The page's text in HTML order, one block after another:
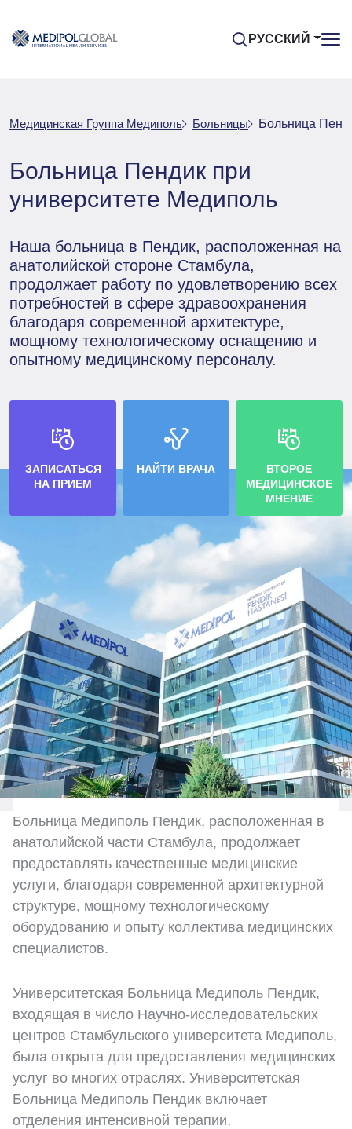
РУССКИЙ
Медицинская Группа Медиполь Больницы Больница
Больница Пендик при
университете Медиполь
Наша больница в Пендик, расположенная на
анатолийской стороне Стамбула,
продолжает работу по удовлетворению всех
потребностей в сфере здравоохранения
благодаря современной архитектуре,
мощному технологическому оснащению и
опытному медицинскому персоналу.
ЗАПИСАТЬСЯ
НА ПРИЕМ
НАЙТИ ВРАЧА
ВТОРОЕ
МЕДИЦИНСКОЕ
МНЕНИЕ
Больница Медиполь Пендик, расположенная в
анатолийской части Стамбула, продолжает
предоставлять качественные медицинские
услуги, благодаря современной архитектурной
структуре, мощному технологическому
оборудованию и опыту коллектива медицинских
специалистов.
Университетская Больница Медиполь Пендик,
входящая в число Научно-исследовательских
центров Стамбульского университета Медиполь,
была открыта для предоставления медицинских
услуг во многих отраслях. Университетская
Больница Медиполь Пендик включает
отделения интенсивной терапии,